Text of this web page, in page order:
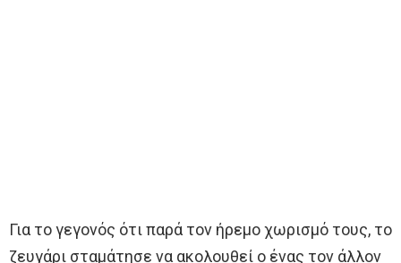
Για το γεγονός ότι παρά τον ήρεμο χωρισμό τους, το
ζευγάρι σταμάτησε να ακολουθεί ο ένας τον άλλον